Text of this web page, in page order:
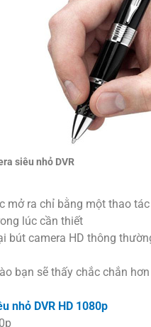
siêu nhỏ DVR
mở ra chỉ bằng một thao
lúc cần thiết
bút camera HD thông
bạn sẽ thấy chắc chắn hơn
nhỏ DVR HD 1080p